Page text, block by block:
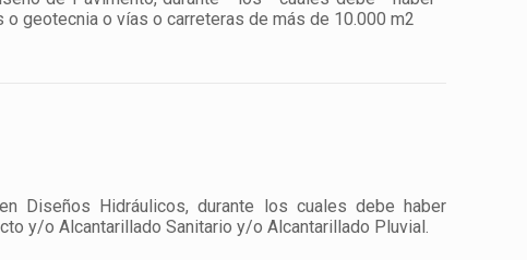
geotecnia o vías o carreteras de más de 10.000 m2
Diseños Hidráulicos, durante los cuales debe haber
y/o Alcantarillado Sanitario y/o Alcantarillado Pluvial.